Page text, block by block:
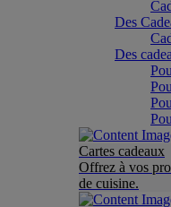
Des
Des
Cartes cadeaux
Offrez à vos
de cuisine.